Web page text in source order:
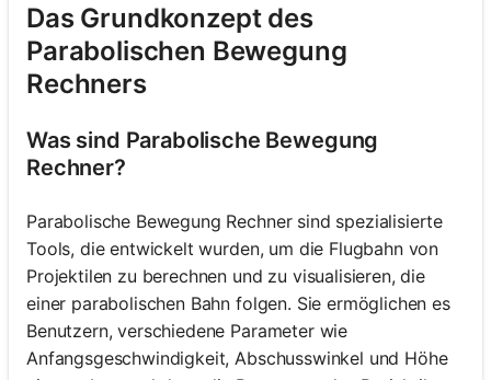
Das Grundkonzept des
Parabolischen Bewegung
Rechners
Was sind Parabolische Bewegung
Rechner?
Parabolische Bewegung Rechner sind spezialisierte
Tools, die entwickelt wurden, um die Flugbahn von
Projektilen zu berechnen und zu visualisieren, die
einer parabolischen Bahn folgen. Sie ermöglichen es
Benutzern, verschiedene Parameter wie
Anfangsgeschwindigkeit, Abschusswinkel und Höhe